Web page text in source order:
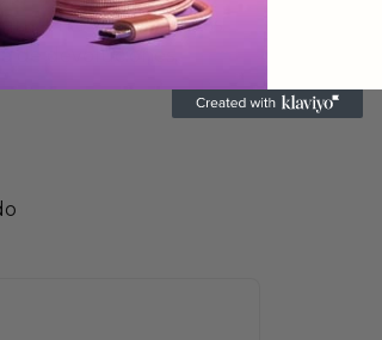
o no los quieras.
de devoluciones.